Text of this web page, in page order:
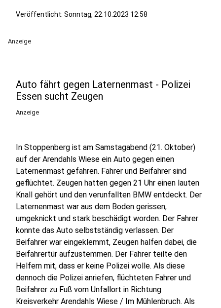
Veröffentlicht: Sonntag, 22.10.2023 12:58
Anzeige
Auto fährt gegen Laternenmast - Polizei
Essen sucht Zeugen
Anzeige
In Stoppenberg ist am Samstagabend (21. Oktober)
auf der Arendahls Wiese ein Auto gegen einen
Laternenmast gefahren. Fahrer und Beifahrer sind
geflüchtet. Zeugen hatten gegen 21 Uhr einen lauten
Knall gehört und den verunfallten BMW entdeckt. Der
Laternenmast war aus dem Boden gerissen,
umgeknickt und stark beschädigt worden. Der Fahrer
konnte das Auto selbstständig verlassen. Der
Beifahrer war eingeklemmt, Zeugen halfen dabei, die
Beifahrertür aufzustemmen. Der Fahrer teilte den
Helfern mit, dass er keine Polizei wolle. Als diese
dennoch die Polizei anriefen, flüchteten Fahrer und
Beifahrer zu Fuß vom Unfallort in Richtung
Kreisverkehr Arendahls Wiese / Im Mühlenbruch. Als